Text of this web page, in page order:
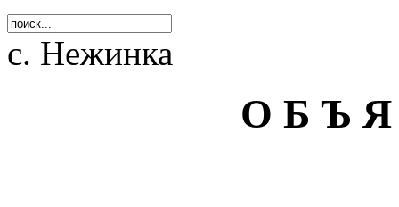
с. Нежинка
О Б Ъ